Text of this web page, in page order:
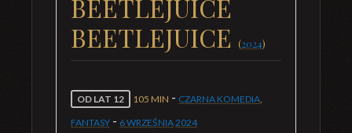
BEETLEJUICE
BEETLEJUICE (2024)
OD LAT 12 105 MIN - CZARNA KOMEDIA,
FANTASY - 6 WRZEŚNIA2024